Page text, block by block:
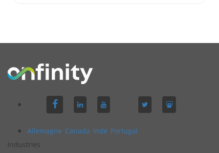
Allemagne Canada Inde Portugal
Industries